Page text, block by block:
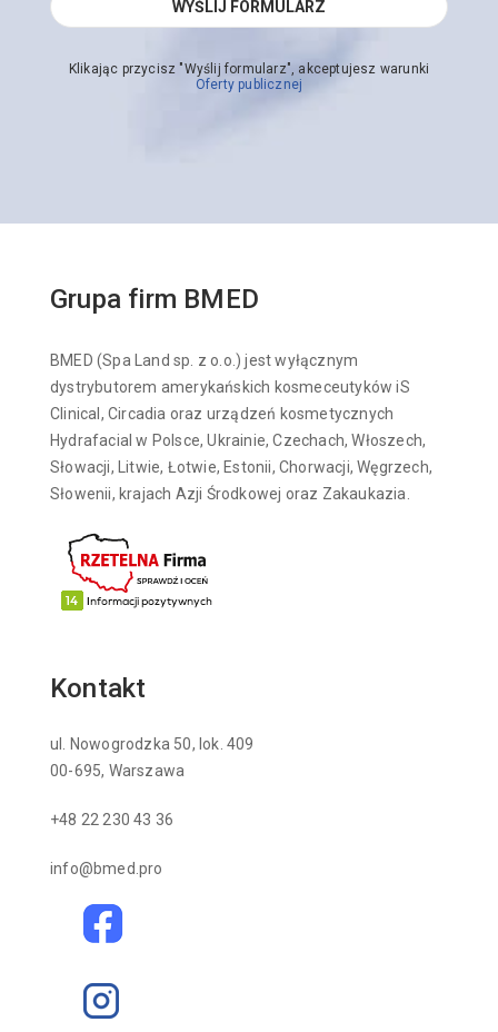
Klikając przycisz "Wyślij formularz", akceptujesz warunki
Oferty publicznej
Grupa firm BMED
BMED (Spa Land sp. z o.o.) jest wyłącznym
dystrybutorem amerykańskich kosmeceutyków iS
Clinical, Circadia oraz urządzeń kosmetycznych
Hydrafacial w Polsce, Ukrainie, Czechach, Włoszech,
Słowacji, Litwie, Łotwie, Estonii, Chorwacji, Węgrzech,
Słowenii, krajach Azji Środkowej oraz Zakaukazia.
Kontakt
ul. Nowogrodzka 50, lok. 409
00-695, Warszawa
+48 22 230 43 36
info@bmed.pro